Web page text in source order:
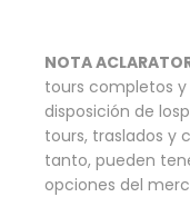
NOTA
tours completos y
disposición de
tours, traslados y
tanto, pueden
opciones del